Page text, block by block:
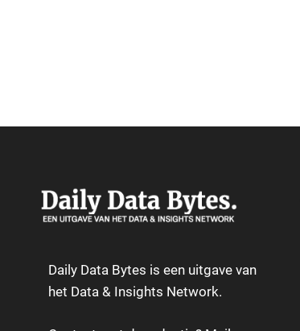
Daily Data Bytes is een uitgave van
het Data & Insights Network.